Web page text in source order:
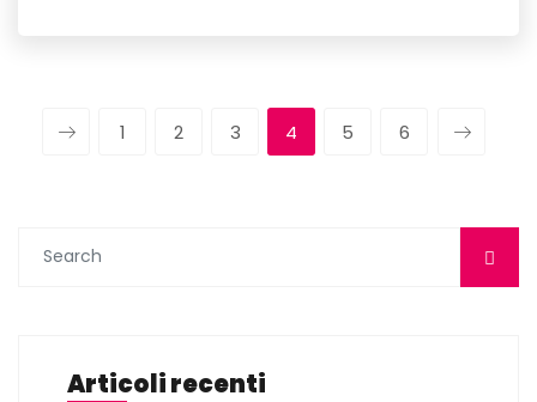
1 2 3 4 5 6
Articoli recenti